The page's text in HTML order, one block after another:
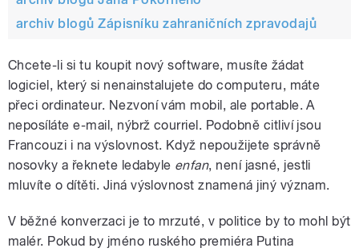
archiv blogů Zápisníku zahraničních zpravodajů
Chcete-li si tu koupit nový software, musíte žádat
logiciel, který si nenainstalujete do computeru, máte
přeci ordinateur. Nezvoní vám mobil, ale portable. A
neposíláte e-mail, nýbrž courriel. Podobně citliví jsou
Francouzi i na výslovnost. Když nepoužijete správně
nosovky a řeknete ledabyle enfan, není jasné, jestli
mluvíte o dítěti. Jiná výslovnost znamená jiný význam.
V běžné konverzaci je to mrzuté, v politice by to mohl být
malér. Pokud by jméno ruského premiéra Putina